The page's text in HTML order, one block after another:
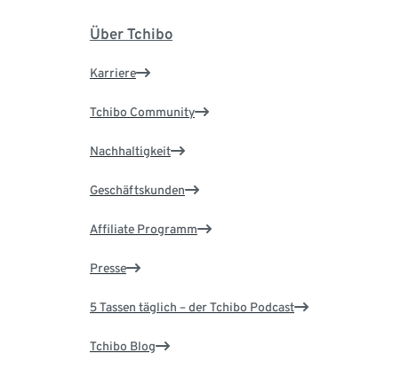
Über Tchibo
Karriere
Tchibo Community
Nachhaltigkeit
Geschäftskunden
Affiliate Programm
Presse
5 Tassen täglich – der Tchibo Podcast
Tchibo Blog